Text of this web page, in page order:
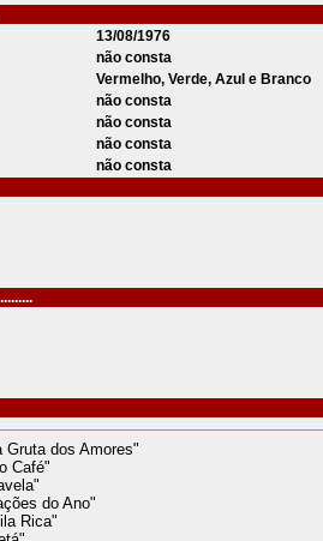
13/08/1976
não consta
Vermelho, Verde, Azul e Branco
não consta
não consta
não consta
não consta
Gruta dos Amores"
Café"
do Ano"
Rica"